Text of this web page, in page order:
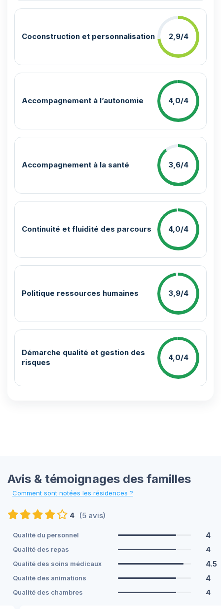
Coconstruction et personnalisation 2,9/4
Accompagnement à l’autonomie 4,0/4
Accompagnement à la santé 3,6/4
Continuité et fluidité des parcours 4,0/4
Politique ressources humaines 3,9/4
Démarche qualité et gestion des
risques
4,0/4
Avis & témoignages des familles
Comment sont notées les résidences ?
4 (5 avis)
Qualité du personnel 4
Qualité des repas 4
Qualité des soins médicaux 4.5
Qualité des animations 4
Qualité des chambres 4